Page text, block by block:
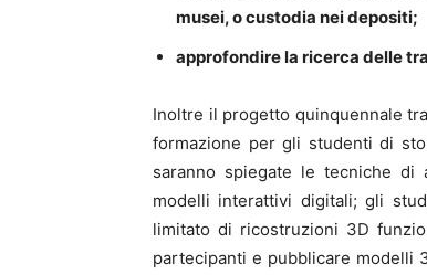
musei, o custodia nei depositi;
approfondire la ricerca delle
Inoltre il progetto quinquennale
formazione per gli studenti di
saranno spiegate le tecniche di
modelli interattivi digitali; gli
limitato di ricostruzioni 3D
partecipanti e pubblicare modelli